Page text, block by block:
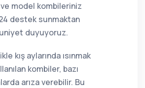
model kombileriniz
destek sunmaktan
duyuyoruz.
kış aylarında ısınmak
kombiler, bazı
arıza verebilir. Bu